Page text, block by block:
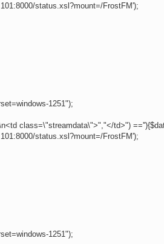
status.xsl?mount=/FrostFM');
1251");
class=\"streamdata\">","</td>")
status.xsl?mount=/FrostFM');
1251");